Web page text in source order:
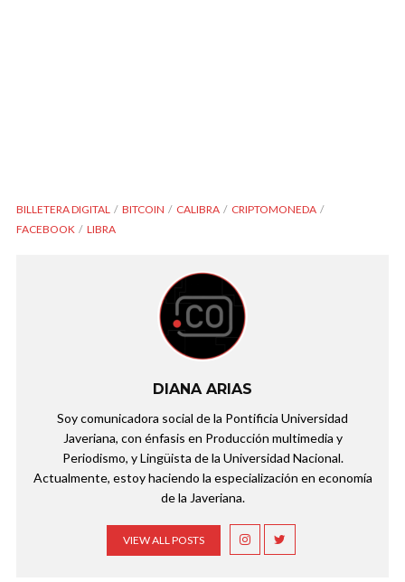
BILLETERA DIGITAL BITCOIN CALIBRA
CRIPTOMONEDA
FACEBOOK
LIBRA
DIANA ARIAS
Soy comunicadora social de la Pontificia Universidad
Javeriana, con énfasis en Producción multimedia y
Periodismo, y Lingüista de la Universidad Nacional.
Actualmente, estoy haciendo la especialización en economía
de la Javeriana.
VIEW ALL POSTS